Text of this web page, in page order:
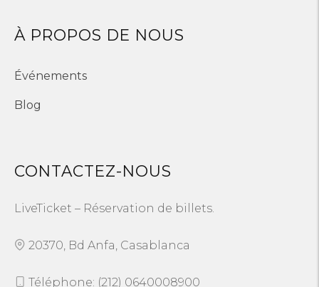
À PROPOS DE NOUS
Événements
Blog
CONTACTEZ-NOUS
LiveTicket – Réservation de billets.
20370, Bd Anfa, Casablanca
Téléphone: (212) 0640008900